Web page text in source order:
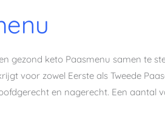
gezond keto Paasmenu samen te
voor zowel Eerste als Tweede
en nagerecht. Een aantal